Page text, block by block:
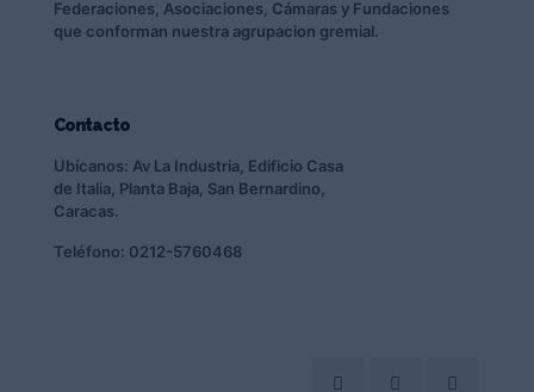
Federaciones, Asociaciones, Cámaras y Fundaciones
que conforman nuestra agrupacion gremial.
Contacto
Ubícanos: Av La Industria, Edificio Casa
de Italia, Planta Baja, San Bernardino,
Caracas.
Teléfono: 0212-5760468